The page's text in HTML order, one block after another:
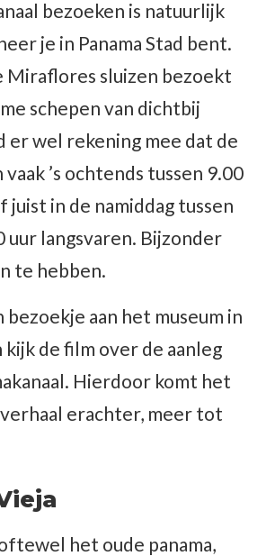
bezoeken is natuurlijk
je in Panama Stad bent.
Miraflores sluizen bezoekt
schepen van dichtbij
er wel rekening mee dat de
’s ochtends tussen 9.00
juist in de namiddag tussen
uur langsvaren. Bijzonder
te hebben.
bezoekje aan het museum in
kijk de film over de aanleg
Hierdoor komt het
erachter, meer tot
het oude panama,